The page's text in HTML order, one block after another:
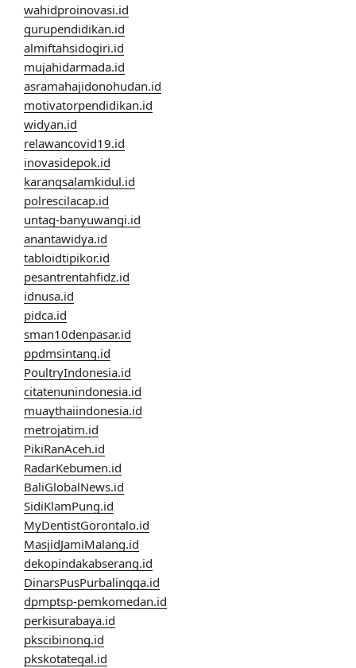
wahidproinovasi.id
gurupendidikan.id
almiftahsidogiri.id
mujahidarmada.id
asramahajidonohudan.id
motivatorpendidikan.id
widyan.id
relawancovid19.id
inovasidepok.id
karangsalamkidul.id
polrescilacap.id
untag-banyuwangi.id
anantawidya.id
tabloidtipikor.id
pesantrentahfidz.id
idnusa.id
pidca.id
sman10denpasar.id
ppdmsintang.id
PoultryIndonesia.id
citatenunindonesia.id
muaythaiindonesia.id
metrojatim.id
PikiRanAceh.id
RadarKebumen.id
BaliGlobalNews.id
SidiKlamPung.id
MyDentistGorontalo.id
MasjidJamiMalang.id
dekopindakabserang.id
DinarsPusPurbalingga.id
dpmptsp-pemkomedan.id
perkisurabaya.id
pkscibinong.id
pkskotategal.id